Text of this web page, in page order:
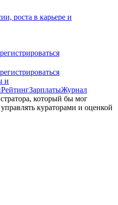
роста в карьере и
и
РейтингЗарплатыЖурнал
который бы мог
кураторами и оценкой